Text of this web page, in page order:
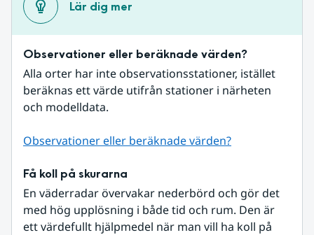
Lär dig mer
Observationer eller beräknade värden?
Alla orter har inte observationsstationer, istället
beräknas ett värde utifrån stationer i närheten
och modelldata.
Observationer eller beräknade värden?
Få koll på skurarna
En väderradar övervakar nederbörd och gör det
med hög upplösning i både tid och rum. Den är
ett värdefullt hjälpmedel när man vill ha koll på